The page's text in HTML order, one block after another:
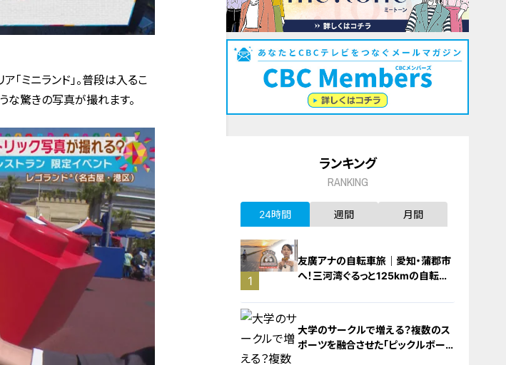
ミニランド」。普段は入るこ
な驚きの写真が撮れます。
ランキング
RANKING
24時間 週間 月間
1
友廣アナの自転車旅｜愛知・蒲郡市
へ！三河湾ぐるっと125kmの自転車
大学のサークルで増える？複数のス
ポーツを融合させた「ピックルボー